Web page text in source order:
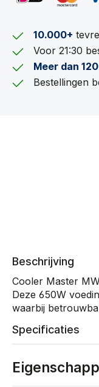
10.000+
Voor 21:30
Meer dan
Bestellingen
Beschrijving
Cooler Master
Deze 650W
waarbij
Specificaties